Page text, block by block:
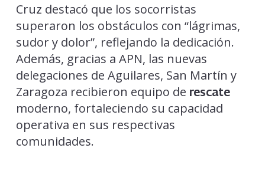
Cruz destacó que los socorristas
superaron los obstáculos con “lágrimas,
sudor y dolor”, reflejando la dedicación.
Además, gracias a APN, las nuevas
delegaciones de Aguilares, San Martín y
Zaragoza recibieron equipo de rescate
moderno, fortaleciendo su capacidad
operativa en sus respectivas
comunidades.